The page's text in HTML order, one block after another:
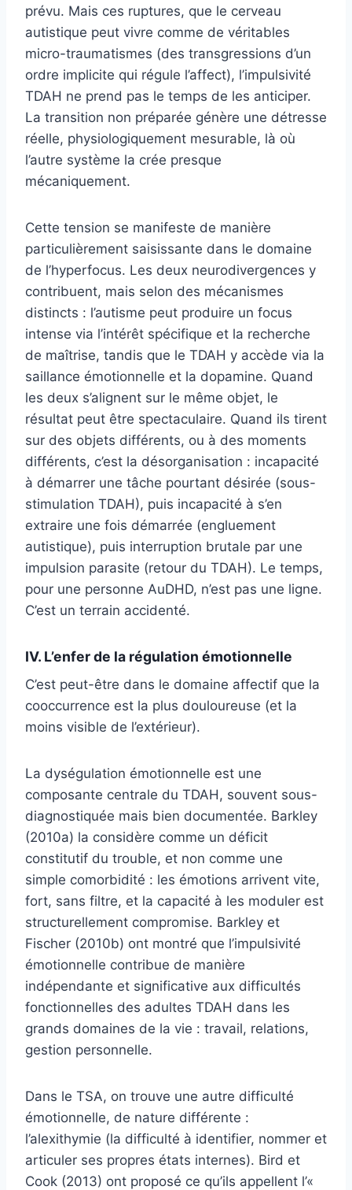
prévu. Mais ces ruptures, que le cerveau
autistique peut vivre comme de véritables
micro-traumatismes (des transgressions d’un
ordre implicite qui régule l’affect), l’impulsivité
TDAH ne prend pas le temps de les anticiper.
La transition non préparée génère une détresse
réelle, physiologiquement mesurable, là où
l’autre système la crée presque
mécaniquement.
Cette tension se manifeste de manière
particulièrement saisissante dans le domaine
de l’hyperfocus. Les deux neurodivergences y
contribuent, mais selon des mécanismes
distincts : l’autisme peut produire un focus
intense via l’intérêt spécifique et la recherche
de maîtrise, tandis que le TDAH y accède via la
saillance émotionnelle et la dopamine. Quand
les deux s’alignent sur le même objet, le
résultat peut être spectaculaire. Quand ils tirent
sur des objets différents, ou à des moments
différents, c’est la désorganisation : incapacité
à démarrer une tâche pourtant désirée (sous-
stimulation TDAH), puis incapacité à s’en
extraire une fois démarrée (engluement
autistique), puis interruption brutale par une
impulsion parasite (retour du TDAH). Le temps,
pour une personne AuDHD, n’est pas une ligne.
C’est un terrain accidenté.
IV. L’enfer de la régulation émotionnelle
C’est peut-être dans le domaine affectif que la
cooccurrence est la plus douloureuse (et la
moins visible de l’extérieur).
La dységulation émotionnelle est une
composante centrale du TDAH, souvent sous-
diagnostiquée mais bien documentée. Barkley
(2010a) la considère comme un déficit
constitutif du trouble, et non comme une
simple comorbidité : les émotions arrivent vite,
fort, sans filtre, et la capacité à les moduler est
structurellement compromise. Barkley et
Fischer (2010b) ont montré que l’impulsivité
émotionnelle contribue de manière
indépendante et significative aux difficultés
fonctionnelles des adultes TDAH dans les
grands domaines de la vie : travail, relations,
gestion personnelle.
Dans le TSA, on trouve une autre difficulté
émotionnelle, de nature différente :
l’alexithymie (la difficulté à identifier, nommer et
articuler ses propres états internes). Bird et
Cook (2013) ont proposé ce qu’ils appellent l’«